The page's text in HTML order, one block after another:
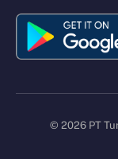
© 2026 PT